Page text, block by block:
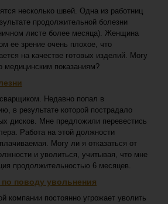
несколько швей. Одна из работниц
продолжительной болезни
листе более месяца). Женщина
ее зрение очень плохое, что
на качестве готовых изделий. Могу
показаниям?
Недавно попал в
в результате которой пострадало
дисков. Мне предложили перевестись
Работа на этой должности
Могу ли я отказаться от
и уволиться, учитывая, что мне
продолжительностью 6 месяцев.
поводу увольнения
компании постоянно угрожает уволить